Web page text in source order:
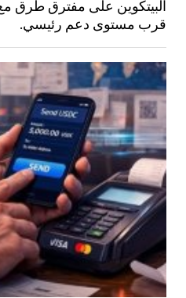
البيتكوين على مفترق طرق
قرب مستوى دعم رئيسي.